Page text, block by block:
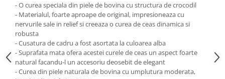
Dispozitive Margelit
Fierastraie / Panze
Mandrine si Burghie
Menghine
- O curea speciala din piele de bovina cu structura de crocodil
- Materialul, foarte aproape de original, impresioneaza cu
nervurile sale in relief si creeaza o curea de ceas dinamica si
robusta
- Cusatura de cadru a fost asortata la culoarea alba
- Suprafata mata ofera acestei curele de ceas un aspect foarte
natural facandu-l un accesoriu deosebit de elegant
- Curea din piele naturala de bovina cu umplutura moderata,